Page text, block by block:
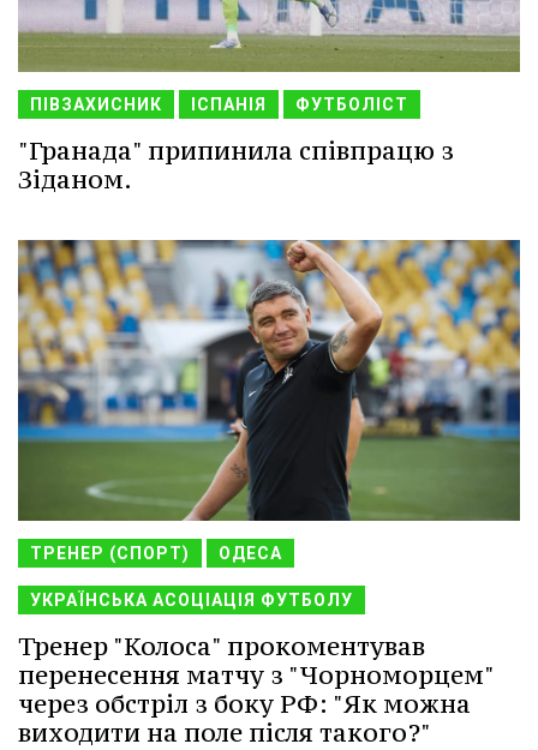
ПІВЗАХИСНИК ІСПАНІЯ ФУТБОЛІСТ
"Гранада" припинила співпрацю з
Зіданом.
ТРЕНЕР (СПОРТ) ОДЕСА
УКРАЇНСЬКА АСОЦІАЦІЯ ФУТБОЛУ
Тренер "Колоса" прокоментував
перенесення матчу з "Чорноморцем"
через обстріл з боку РФ: "Як можна
виходити на поле після такого?"